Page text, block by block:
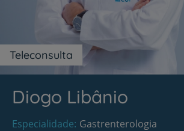
Teleconsulta
Diogo Libânio
Especialidade Gastrenterologia